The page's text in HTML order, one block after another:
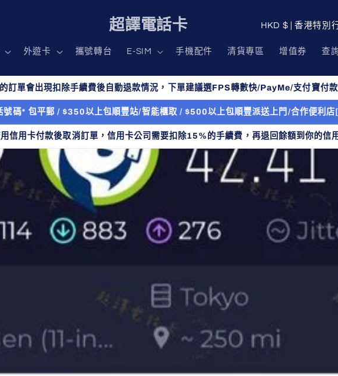
超譯電話卡
外遊卡 攜號轉台 E-SIM 手機配件 清貨專區 增值券 查
國
地
區
HKD $ | 香港特
訂單會出現扣除手續費後自動退款情況，下單建議選FPS轉數快/PayMe/支付寶付
號碼* 包平郵 / $350以上包順豐站/智能櫃取 / $500以上包順豐派送上門/合作便利店
信用卡付款後取消訂單，信用卡公司需要扣除15%的手續費，再退回餘額到你的信